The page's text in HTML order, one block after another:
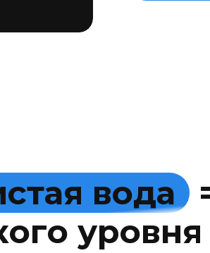
стая вода
ого уровня